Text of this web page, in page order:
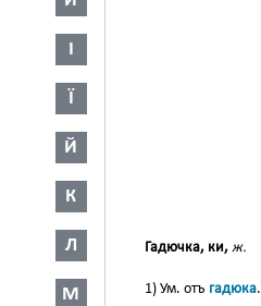
І
Ї
Й
К
Л
М
Гадючка, ки, ж.
1) Ум. отъ гадюка.